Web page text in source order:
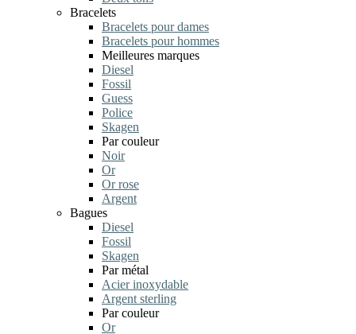
Bracelets
Bracelets pour dames
Bracelets pour hommes
Meilleures marques
Diesel
Fossil
Guess
Police
Skagen
Par couleur
Noir
Or
Or rose
Argent
Bagues
Diesel
Fossil
Skagen
Par métal
Acier inoxydable
Argent sterling
Par couleur
Or